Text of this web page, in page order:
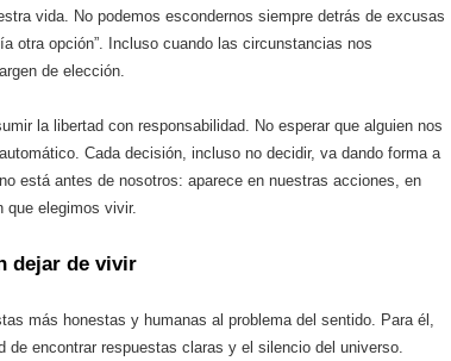
vida. No podemos escondernos siempre detrás de excusas
otra opción”. Incluso cuando las circunstancias nos
de elección.
la libertad con responsabilidad. No esperar que alguien nos
Cada decisión, incluso no decidir, va dando forma a
está antes de nosotros: aparece en nuestras acciones, en
que elegimos vivir.
dejar de vivir
más honestas y humanas al problema del sentido. Para él,
de encontrar respuestas claras y el silencio del universo.